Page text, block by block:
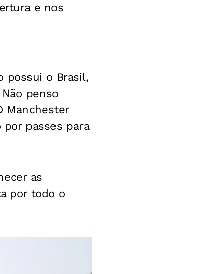
e nos
possui o Brasil,
penso
Manchester
passes para
as
por todo o